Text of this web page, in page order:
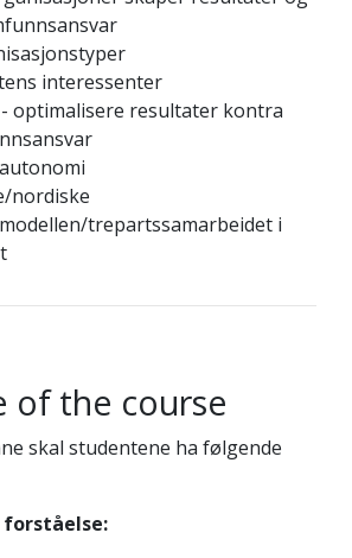
interessenter
optimalisere resultater kontra
nordiske
trepartssamarbeidet i
of the course
skal studentene ha følgende
forståelse: